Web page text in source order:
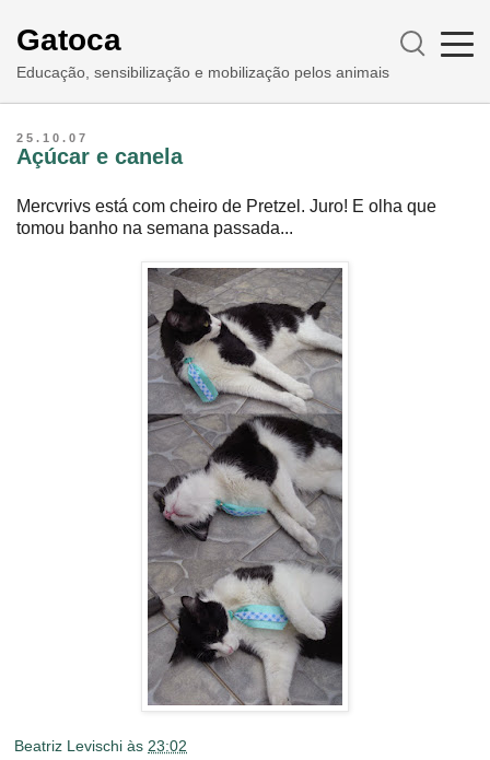
Gatoca
Educação, sensibilização e mobilização pelos animais
25.10.07
Açúcar e canela
Mercvrivs está com cheiro de Pretzel. Juro! E olha que
tomou banho na semana passada...
Beatriz Levischi às 23:02